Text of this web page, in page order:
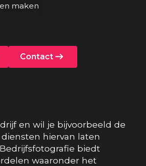
maken
Contact
en wil je bijvoorbeeld de
hiervan laten
biedt
waaronder het